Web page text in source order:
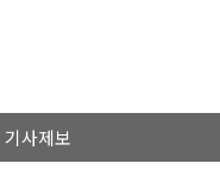
기사제보